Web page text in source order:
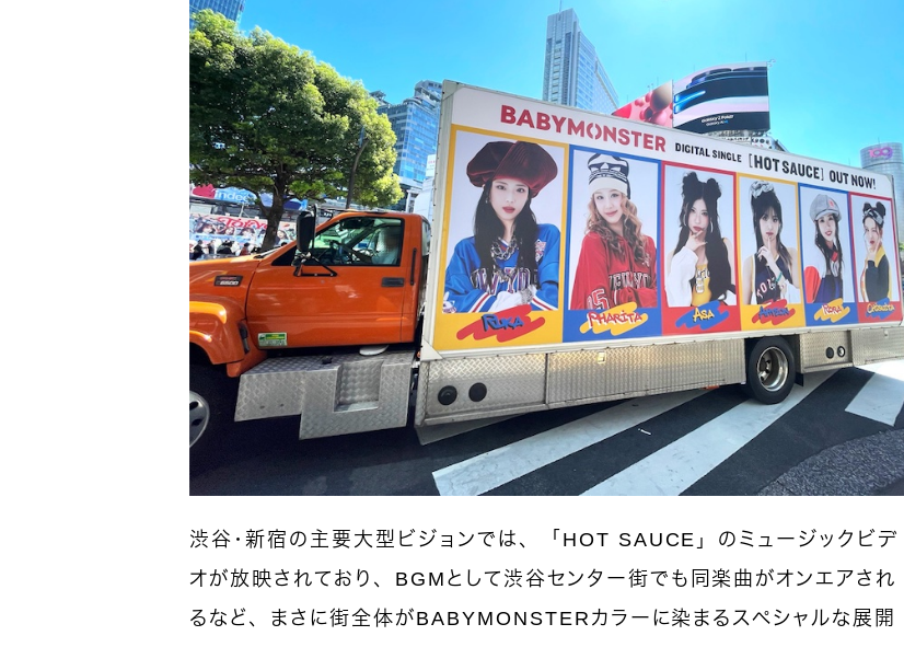
渋谷・新宿の主要大型ビジョンでは、「HOT SAUCE」のミュージックビデ
オが放映されており、BGMとして渋谷センター街でも同楽曲がオンエアされ
るなど、まさに街全体がBABYMONSTERカラーに染まるスペシャルな展開